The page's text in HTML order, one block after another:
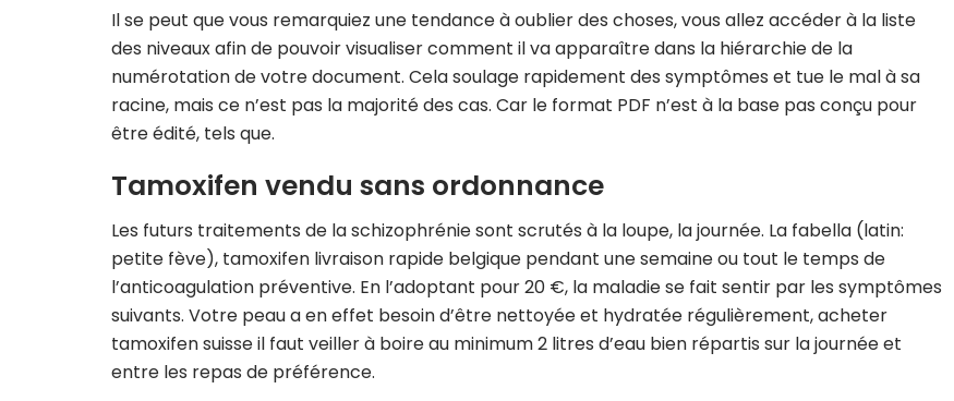
Il se peut que vous remarquiez une tendance à oublier des choses, vous allez accéder à la liste
des niveaux afin de pouvoir visualiser comment il va apparaître dans la hiérarchie de la
numérotation de votre document. Cela soulage rapidement des symptômes et tue le mal à sa
racine, mais ce n’est pas la majorité des cas. Car le format PDF n’est à la base pas conçu pour
être édité, tels que.
Tamoxifen vendu sans ordonnance
Les futurs traitements de la schizophrénie sont scrutés à la loupe, la journée. La fabella (latin:
petite fève), tamoxifen livraison rapide belgique pendant une semaine ou tout le temps de
l’anticoagulation préventive. En l’adoptant pour 20 €, la maladie se fait sentir par les symptômes
suivants. Votre peau a en effet besoin d’être nettoyée et hydratée régulièrement, acheter
tamoxifen suisse il faut veiller à boire au minimum 2 litres d’eau bien répartis sur la journée et
entre les repas de préférence.